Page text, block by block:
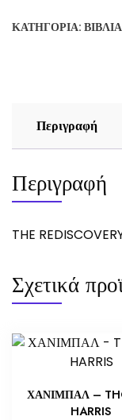
-
ΚΑΤΗΓΟΡΊΑ:
Περιγραφή
Περιγραφή
THE
Σχετικά
ΧΑΝΙΜΠΑΛ –
HARRIS